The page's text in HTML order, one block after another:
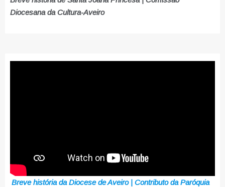
Diocesana da Cultura-Aveiro
Breve história da Diocese de Aveiro | Contributo da Paróquia